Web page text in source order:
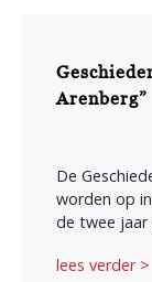
Arenberg”
De
worden op
de twee
lees verder >